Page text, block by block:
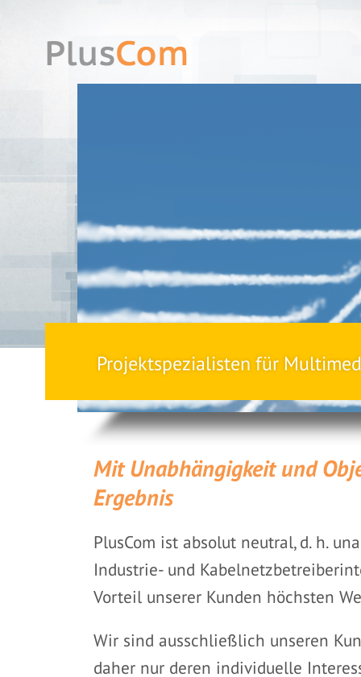
Projektspezialisten für
Mit Unabhängigkeit und
Ergebnis
PlusCom ist absolut neutral, d. h.
Industrie- und
Vorteil unserer Kunden höchsten
Wir sind ausschließlich unseren
daher nur deren individuelle